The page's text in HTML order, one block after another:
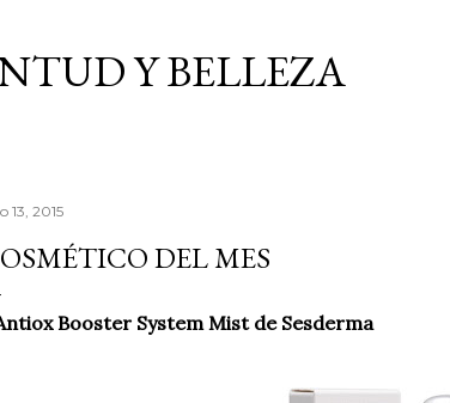
Y BELLEZA
13, 2015
DEL MES
Booster System Mist de Sesderma